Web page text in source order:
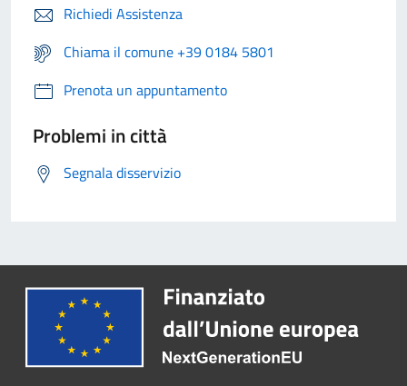
Richiedi Assistenza
Chiama il comune +39 0184 5801
Prenota un appuntamento
Problemi in città
Segnala disservizio